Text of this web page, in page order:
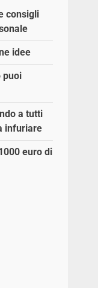
consigli
idee
puoi
a tutti
infuriare
euro di